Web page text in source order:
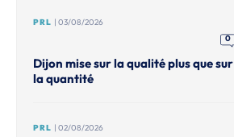
PRL | 03/08/2026
0
Dijon mise sur la qualité plus que sur
la quantité
PRL | 02/08/2026